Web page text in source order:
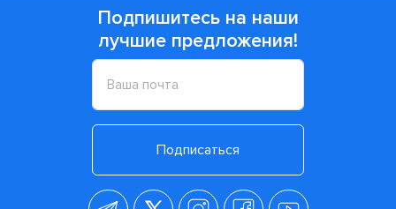
Подпишитесь на наши
лучшие предложения!
Подписаться